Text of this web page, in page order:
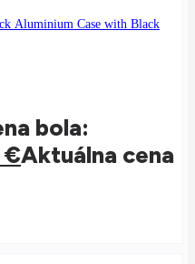
Aluminium Case with Black
bola:
€Aktuálna cena